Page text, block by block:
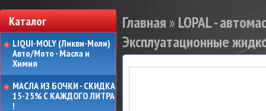
Каталог
LIQUI-MOLY (Ликви-Моли)
Авто/Мото - Масла и
Химия
МАСЛА ИЗ БОЧКИ - СКИДКА
15-25% С КАЖДОГО ЛИТРА
!
Главная » LOPAL -
Эксплуатационные